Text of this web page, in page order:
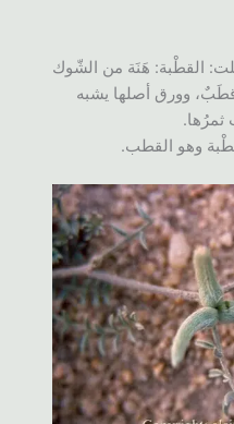
القطْبة: هَنَة من الشّوك
وورق أصلها يشبه
ثمرُها.
وهو القطب.